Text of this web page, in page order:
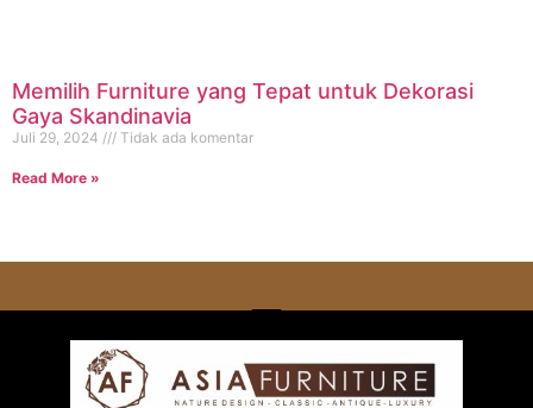
Memilih Furniture yang Tepat untuk Dekorasi
Gaya Skandinavia
Juli 29, 2024 Tidak ada komentar
Read More »